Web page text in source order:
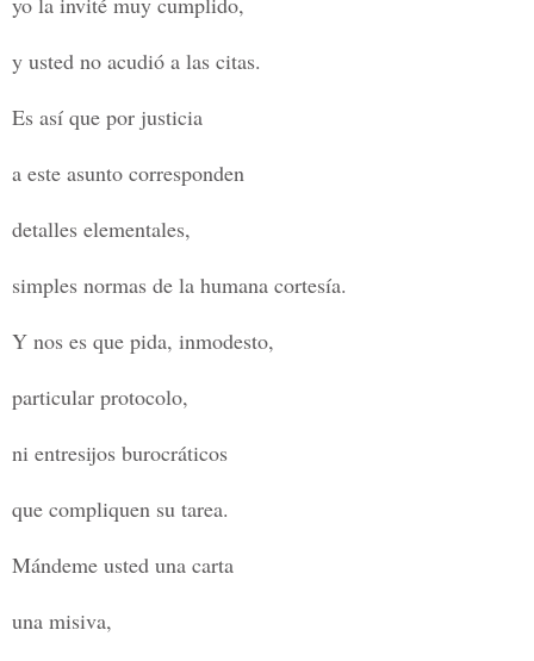
y usted no acudió a las citas.
Es así que por justicia
a este asunto corresponden
detalles elementales,
simples normas de la humana cortesía.
Y nos es que pida, inmodesto,
particular protocolo,
ni entresijos burocráticos
que compliquen su tarea.
Mándeme usted una carta
una misiva,